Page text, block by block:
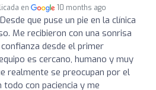
en 10 months ago
Desde que puse un pie en la clínica
Me recibieron con una sonrisa
desde el primer
es cercano, humano y muy
realmente se preocupan por el
con paciencia y me